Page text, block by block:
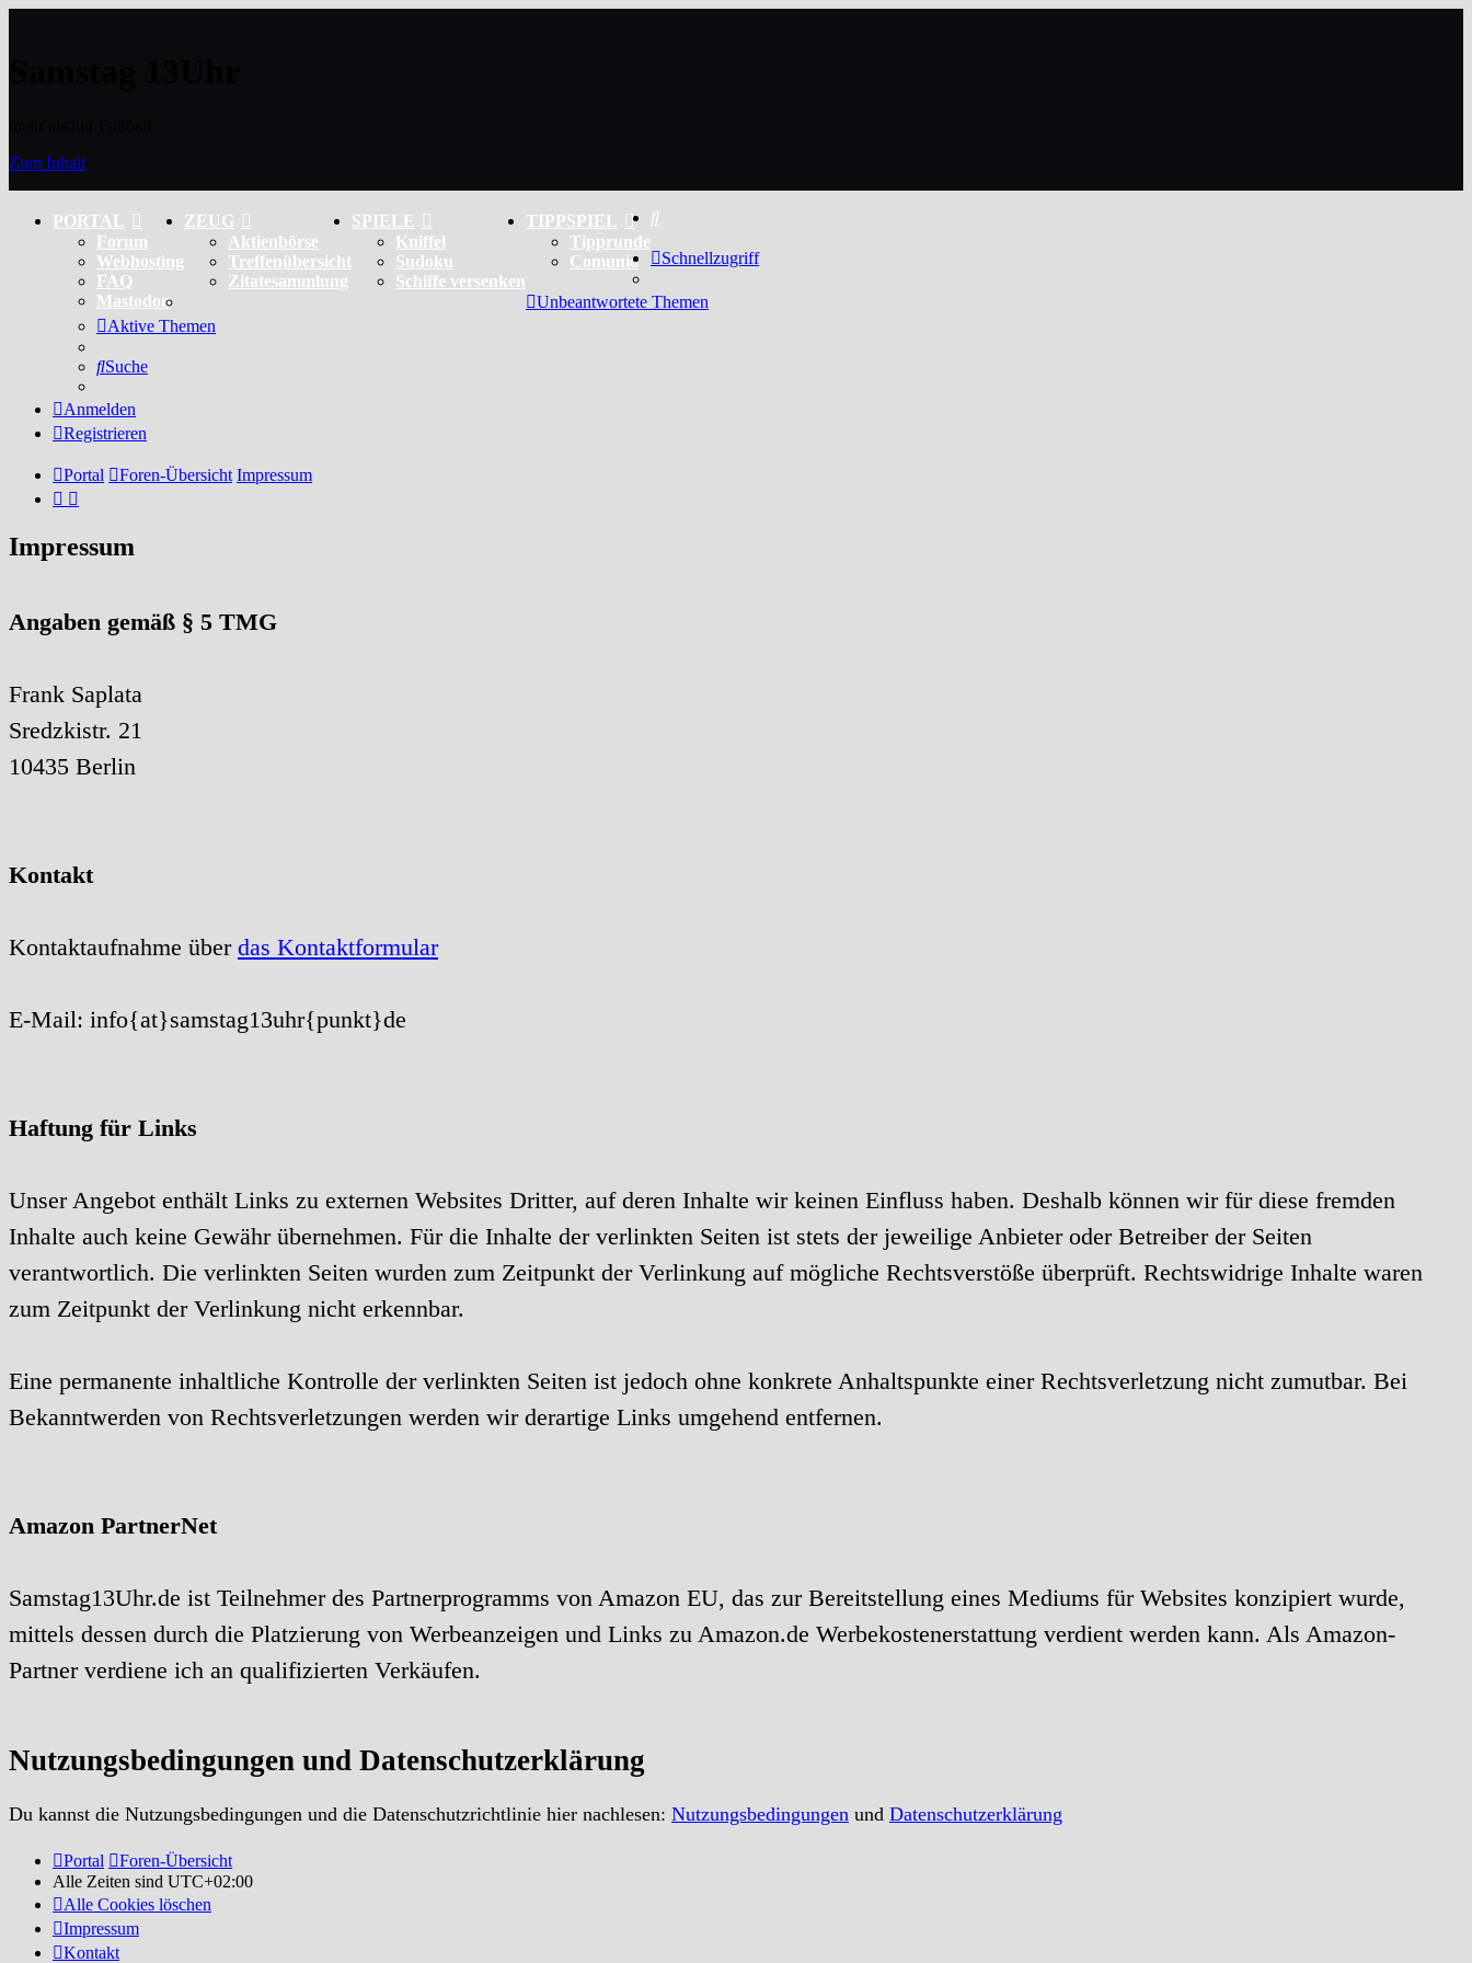
Zum Inhalt
PORTAL
Forum
Webhosting
FAQ
Mastodon
ZEUG
Aktienbörse
Treffenübersicht
Zitatesammlung
SPIELE
Kniffel
Sudoku
Schiffe versenken
TIPPSPIEL
Tipprunde
Comunio
Schnellzugriff
Unbeantwortete Themen
Aktive Themen
Suche
Anmelden
Registrieren
Portal Foren-Übersicht Impressum
Impressum
Angaben gemäß § 5 TMG
Frank Saplata
Sredzkistr. 21
10435 Berlin
Kontakt
Kontaktaufnahme über das Kontaktformular
E-Mail: info{at}samstag13uhr{punkt}de
Haftung für Links
Unser Angebot enthält Links zu externen Websites Dritter, auf deren Inhalte wir keinen Einfluss haben. Deshalb können wir für diese fremden
Inhalte auch keine Gewähr übernehmen. Für die Inhalte der verlinkten Seiten ist stets der jeweilige Anbieter oder Betreiber der Seiten
verantwortlich. Die verlinkten Seiten wurden zum Zeitpunkt der Verlinkung auf mögliche Rechtsverstöße überprüft. Rechtswidrige Inhalte waren
zum Zeitpunkt der Verlinkung nicht erkennbar.
Eine permanente inhaltliche Kontrolle der verlinkten Seiten ist jedoch ohne konkrete Anhaltspunkte einer Rechtsverletzung nicht zumutbar. Bei
Bekanntwerden von Rechtsverletzungen werden wir derartige Links umgehend entfernen.
Amazon PartnerNet
Samstag13Uhr.de ist Teilnehmer des Partnerprogramms von Amazon EU, das zur Bereitstellung eines Mediums für Websites konzipiert wurde,
mittels dessen durch die Platzierung von Werbeanzeigen und Links zu Amazon.de Werbekostenerstattung verdient werden kann. Als Amazon-
Partner verdiene ich an qualifizierten Verkäufen.
Nutzungsbedingungen und Datenschutzerklärung
Du kannst die Nutzungsbedingungen und die Datenschutzrichtlinie hier nachlesen: Nutzungsbedingungen und Datenschutzerklärung
Portal
Foren-Übersicht
Alle Zeiten sind UTC+02:00
Alle Cookies löschen
Impressum
Kontakt